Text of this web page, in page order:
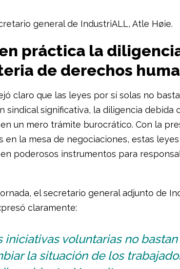
general de IndustriALL, Atle Høie.
práctica la
de derechos
claro que las leyes por sí solas no
sindical significativa, la diligencia debida
un mero trámite burocrático. Con la
en la mesa de negociaciones, estas
poderosos instrumentos para
el secretario general adjunto de
claramente:
iniciativas voluntarias no
la situación de los